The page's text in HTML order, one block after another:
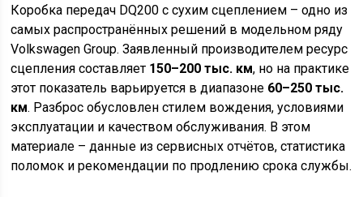
Коробка передач DQ200 с сухим сцеплением – одно из
самых распространённых решений в модельном ряду
Volkswagen Group. Заявленный производителем ресурс
сцепления составляет 150–200 тыс. км, но на практике
этот показатель варьируется в диапазоне 60–250 тыс.
км. Разброс обусловлен стилем вождения, условиями
эксплуатации и качеством обслуживания. В этом
материале – данные из сервисных отчётов, статистика
поломок и рекомендации по продлению срока службы.